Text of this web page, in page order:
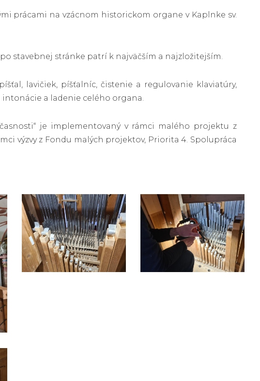
prácami na vzácnom historickom organe v Kaplnke sv.
stavebnej stránke patrí k najväčším a najzložitejším.
lavičiek, píšťalníc, čistenie a regulovanie klaviatúry,
a ladenie celého organa.
je implementovaný v rámci malého projektu z
výzvy z Fondu malých projektov, Priorita 4. Spolupráca